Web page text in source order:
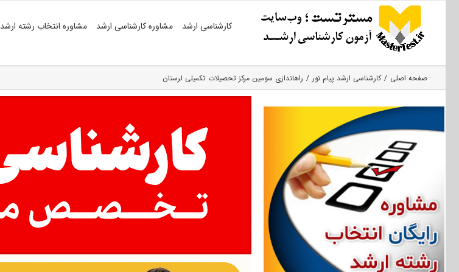
کارشناسی ارشد مشاوره کارشناسی ارشد مشاوره انتخاب رشته ارشد
صفحه اصلی کارشناسی ارشد پیام نور راه‎اندازی سومین مرکز تحصیلات تکمیلی لرستان